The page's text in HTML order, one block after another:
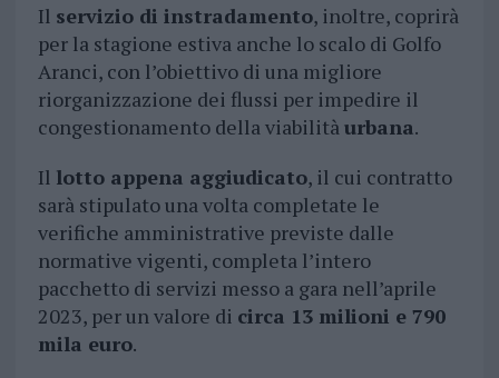
Il servizio di instradamento, inoltre, coprirà
per la stagione estiva anche lo scalo di Golfo
Aranci, con l’obiettivo di una migliore
riorganizzazione dei flussi per impedire il
congestionamento della viabilità urbana.
Il lotto appena aggiudicato, il cui contratto
sarà stipulato una volta completate le
verifiche amministrative previste dalle
normative vigenti, completa l’intero
pacchetto di servizi messo a gara nell’aprile
2023, per un valore di circa 13 milioni e 790
mila euro.